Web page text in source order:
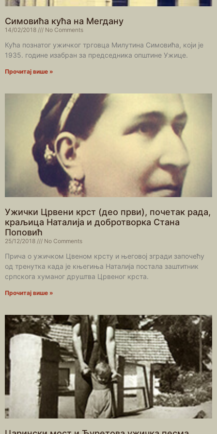
Симовића кућа на Мегдану
14/02/2018 No Comments
Кућа познатог ужичког трговца Милутина Симовића, који је
1935. године изабран за председника општине Ужице.
Прочитај више »
Ужички Црвени крст (део први), почетак рада,
краљица Наталија и добротворка Стана
Поповић
25/12/2018 No Comments
Прича о ужичком Цвеном крсту и његовој згради започeћу
од тренутка када је књегиња Наталија постала заштитник
српскога хуманог друштва Црвеног крста.
Прочитај више »